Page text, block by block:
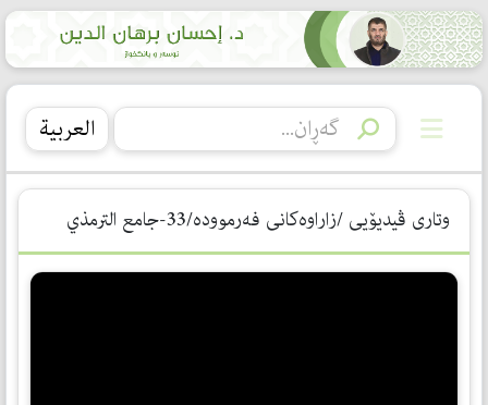
العربیة
وتاری ڤیدیۆیی /زاراوەكانی فەرموودە/33-جامع الترمذي